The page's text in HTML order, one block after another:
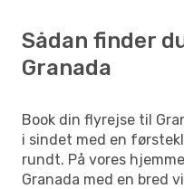
Sådan finder
Granada
Book din flyrejse til
i sindet med en
rundt. På vores
Granada med en bred